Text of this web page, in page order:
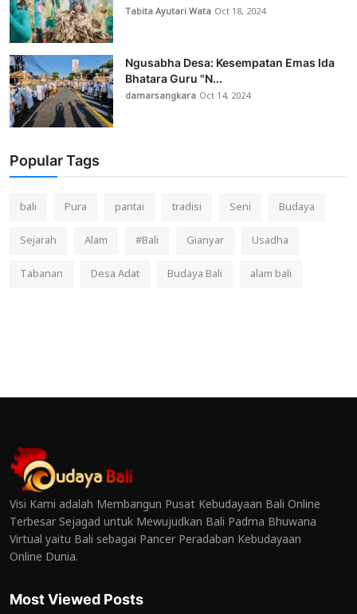
Tabita Ayutari Wata Oct 18, 2024
Ngusabha Desa: Kesempatan Emas Ida
Bhatara Guru "N...
damarsangkara Oct 14, 2024
Popular Tags
bali Pura pantai tradisi Seni
Budaya
Sejarah
Alam #Bali Gianyar
Usadha
Tabanan
Desa Adat Budaya Bali alam bali
Visi Kami adalah Membangun Pusat Kebudayaan Bali Online
Terbesar Sejagad untuk Mewujudkan Bali Padma Bhuwana
Virtual yaitu Bali sebagai Pancer Peradaban Kebudayaan
Online Dunia.
Most Viewed Posts